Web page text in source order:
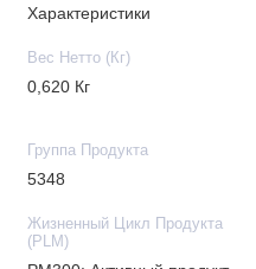
Характеристики
Вес Нетто (Кг)
0,620 Кг
Группа Продукта
5348
Жизненный Цикл Продукта
(PLM)